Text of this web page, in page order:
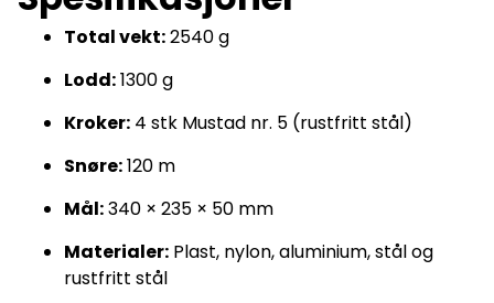
Total vekt:2540 g
Lodd:1300 g
Kroker: 4 stk Mustad nr. 5 (rustfritt stål)
Snøre:120 m
Mål:340 × 235 × 50 mm
Materialer: Plast, nylon, aluminium, stål og
rustfritt stål